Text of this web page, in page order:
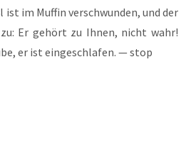
im Muf­fin ver­schwun­den, und der
Er gehört zu Ihnen, nicht wahr!
er ist ein­ge­schla­fen. — stop